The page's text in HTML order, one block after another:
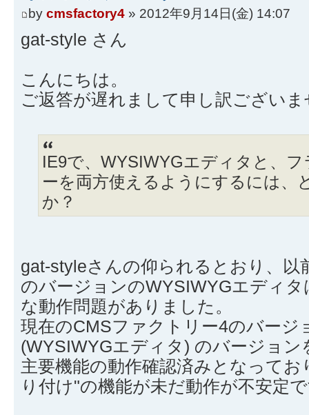
by cmsfactory4 » 2012年9月14日(金) 14:07
gat-style さん
こんにちは。
ご返答が遅れまして申し訳ございま
IE9で、WYSIWYGエディタと、
ーを両方使えるようにするには、
か？
gat-styleさんの仰られるとおり、以
のバージョンのWYSIWYGエディ
な動作問題がありました。
現在のCMSファクトリー4のバージ
(WYSIWYGエディタ) のバージョン
主要機能の動作確認済みとなって
り付け"の機能が未だ動作が不安定